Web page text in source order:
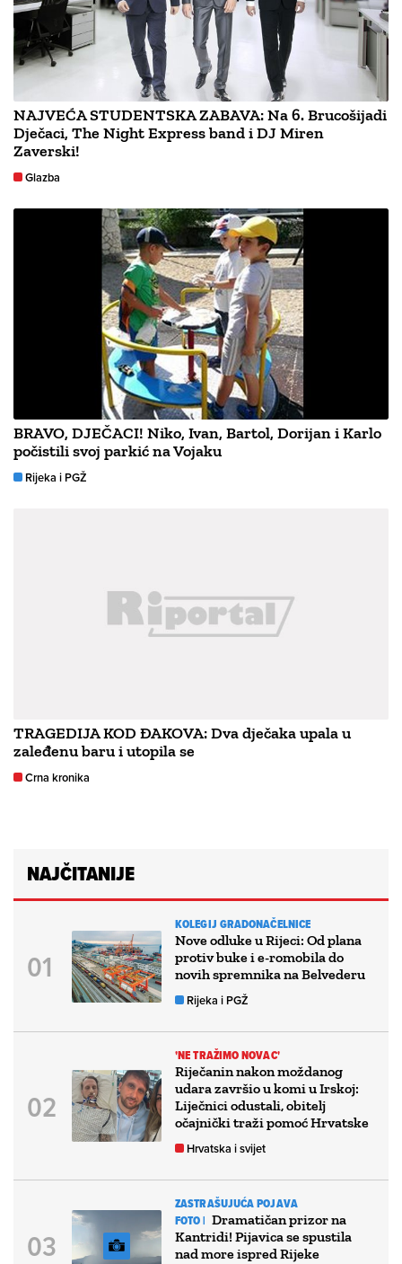
NAJVEĆA STUDENTSKA ZABAVA: Na 6. Brucošijadi
Dječaci, The Night Express band i DJ Miren
Zaverski!
Glazba
BRAVO, DJEČACI! Niko, Ivan, Bartol, Dorijan i Karlo
počistili svoj parkić na Vojaku
Rijeka i PGŽ
TRAGEDIJA KOD ĐAKOVA: Dva dječaka upala u
zaleđenu baru i utopila se
Crna kronika
NAJČITANIJE
KOLEGIJ GRADONAČELNICE
Nove odluke u Rijeci: Od plana
protiv buke i e-romobila do
novih spremnika na Belvederu
Rijeka i PGŽ
'NE TRAŽIMO NOVAC'
Riječanin nakon moždanog
udara završio u komi u Irskoj:
Liječnici odustali, obitelj
očajnički traži pomoć Hrvatske
Hrvatska i svijet
ZASTRAŠUJUĆA POJAVA
FOTO | Dramatičan prizor na
Kantridi! Pijavica se spustila
nad more ispred Rijeke